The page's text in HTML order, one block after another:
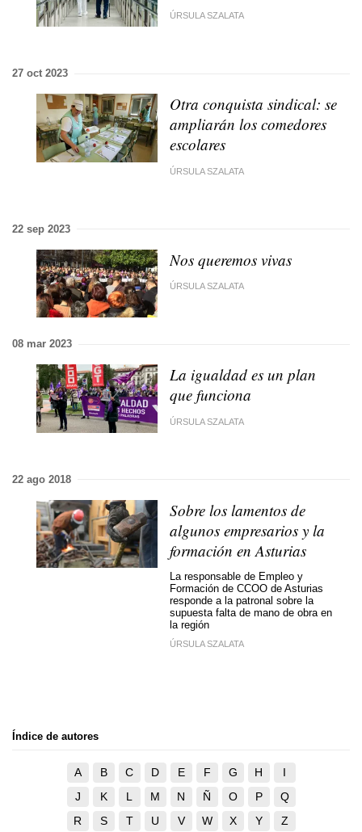
ÚRSULA SZALATA
27 oct 2023
Otra conquista sindical: se
ampliarán los comedores
escolares
ÚRSULA SZALATA
22 sep 2023
Nos queremos vivas
ÚRSULA SZALATA
08 mar 2023
La igualdad es un plan
que funciona
ÚRSULA SZALATA
22 ago 2018
Sobre los lamentos de
algunos empresarios y la
formación en Asturias
La responsable de Empleo y
Formación de CCOO de Asturias
responde a la patronal sobre la
supuesta falta de mano de obra en
la región
ÚRSULA SZALATA
Índice de autores
A B C D E F G H
I
J
K L M N Ñ O P
Q
R
S T U V W X Y Z